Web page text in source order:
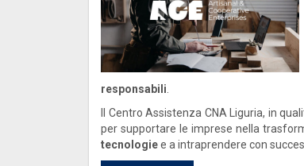
responsabili.
Il Centro Assistenza CNA Liguria, in
per supportare le imprese nella
tecnologiee a intraprendere con